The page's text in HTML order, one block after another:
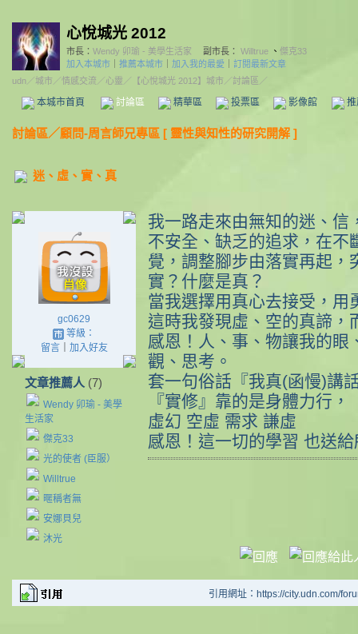
心悅城光 2012
市長： Wendy 卯瑜 - 美學生活家 副市長： Willtrue 、 傑克33
加入本城市
推薦本城市 加入我的最愛
訂閱最新文章
udn／城市 ／情感交流 ／心靈 ／ 【心悅城光 2012】城市 ／討論區／
本城市首頁 討論區 精華區 投票區 影像館
討論區／顧問-周言師兄專區 [ 靈性與知性的研究開解 ]
迷、虛、實、真
gc0629
等級：
留言｜ 加入好友
文章推薦人 (7)
Wendy 卯瑜 - 美學
生活家
傑克33
光的使者 (臣服）
Willtrue
暱稱者無
安娜貝兒
沐光
我一路走來由無知的迷、信
不安全、缺乏的追求，在不
覺，調整腳步由落實再起，
實？什麼是真？
當我選擇用真心去接受，用
這時我發現虛、空的真諦，
感恩！人、事、物讓我的眼
觀、思考。
套一句俗話『我真(函慢)講
『實修』靠的是身體力行
虛幻 空虛 需求 謙虛
感恩！這一切的學習 也送
引用網址：https://city.udn.com/